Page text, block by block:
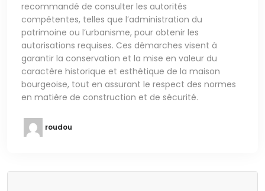
recommandé de consulter les autorités
compétentes, telles que l’administration du
patrimoine ou l’urbanisme, pour obtenir les
autorisations requises. Ces démarches visent à
garantir la conservation et la mise en valeur du
caractère historique et esthétique de la maison
bourgeoise, tout en assurant le respect des normes
en matière de construction et de sécurité.
roudou